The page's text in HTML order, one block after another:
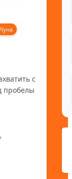
Луна
с
пробелы